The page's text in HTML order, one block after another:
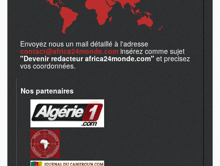
Envoyez nous un mail détaillé à l'adresse
contact@africa24monde.com insérez comme sujet
"Devenir redacteur africa24monde.com" et precisez
vos coordonnées.
Nos partenaires